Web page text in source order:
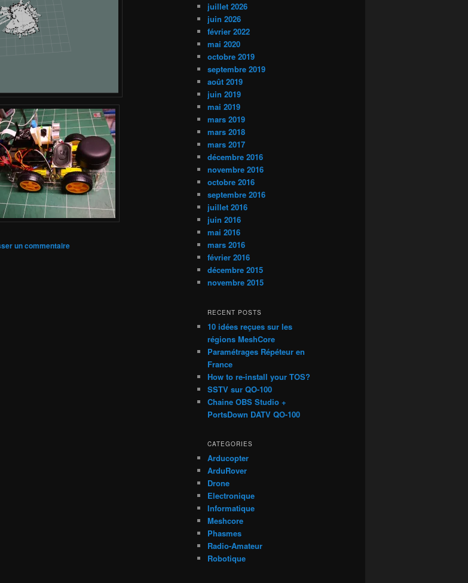
un commentaire
juillet 2026
juin 2026
février 2022
mai 2020
octobre 2019
septembre 2019
août 2019
juin 2019
mai 2019
mars 2019
mars 2018
mars 2017
décembre 2016
novembre 2016
octobre 2016
septembre 2016
juillet 2016
juin 2016
mai 2016
mars 2016
février 2016
décembre 2015
novembre 2015
RECENT POSTS
10 idées reçues sur les
régions MeshCore
Paramétrages Répéteur en
France
How to re-install your TOS?
SSTV sur QO-100
Chaine OBS Studio +
PortsDown DATV QO-100
CATEGORIES
Arducopter
ArduRover
Drone
Electronique
Informatique
Meshcore
Phasmes
Radio-Amateur
Robotique